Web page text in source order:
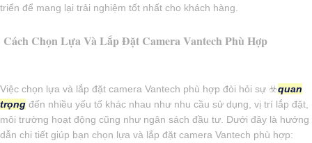
triển để mang lại trải nghiệm tốt nhất cho khách hàng.
Cách Chọn Lựa Và Lắp Đặt Camera Vantech Phù Hợp
Việc chọn lựa và lắp đặt camera Vantech phù hợp đòi hỏi sự ☣️quan
trọng đến nhiều yếu tố khác nhau như nhu cầu sử dụng, vị trí lắp đặt,
môi trường hoạt động cũng như ngân sách đầu tư. Dưới đây là hướng
dẫn chi tiết giúp bạn chọn lựa và lắp đặt camera Vantech phù hợp: